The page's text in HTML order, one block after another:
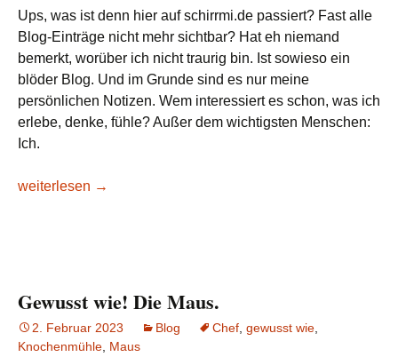
Ups, was ist denn hier auf schirrmi.de passiert? Fast alle
Blog-Einträge nicht mehr sichtbar? Hat eh niemand
bemerkt, worüber ich nicht traurig bin. Ist sowieso ein
blöder Blog. Und im Grunde sind es nur meine
persönlichen Notizen. Wem interessiert es schon, was ich
erlebe, denke, fühle? Außer dem wichtigsten Menschen:
Ich.
Nur so
weiterlesen →
Gewusst wie! Die Maus.
2. Februar 2023 Blog Chef gewusst wie
Knochenmühle Maus